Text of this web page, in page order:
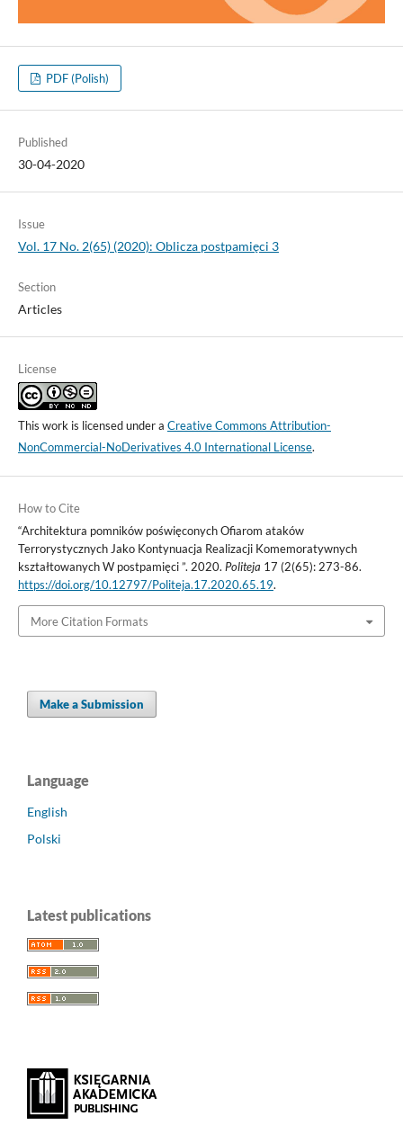
PDF (Polish)
Published
30-04-2020
Issue
Vol. 17 No. 2(65) (2020): Oblicza postpamięci 3
Section
Articles
License
This work is licensed under a Creative Commons Attribution-
NonCommercial-NoDerivatives 4.0 International License.
How to Cite
“Architektura pomników poświęconych Ofiarom ataków
Terrorystycznych Jako Kontynuacja Realizacji Komemoratywnych
kształtowanych W postpamięci ”. 2020. Politeja 17 (2(65): 273-86.
https://doi.org/10.12797/Politeja.17.2020.65.19.
More Citation Formats
Make a Submission
Language
English
Polski
Latest publications